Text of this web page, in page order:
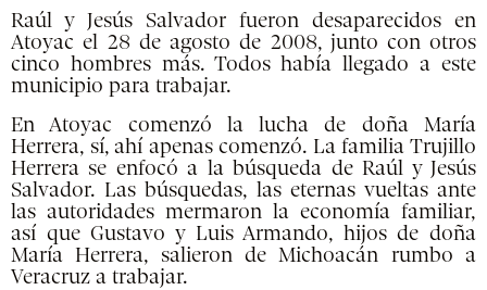
Raúl y Jesús Salvador fueron desaparecidos en
Atoyac el 28 de agosto de 2008, junto con otros
cinco hombres más. Todos había llegado a este
municipio para trabajar.
En Atoyac comenzó la lucha de doña María
Herrera, sí, ahí apenas comenzó. La familia Trujillo
Herrera se enfocó a la búsqueda de Raúl y Jesús
Salvador. Las búsquedas, las eternas vueltas ante
las autoridades mermaron la economía familiar,
así que Gustavo y Luis Armando, hijos de doña
María Herrera, salieron de Michoacán rumbo a
Veracruz a trabajar.